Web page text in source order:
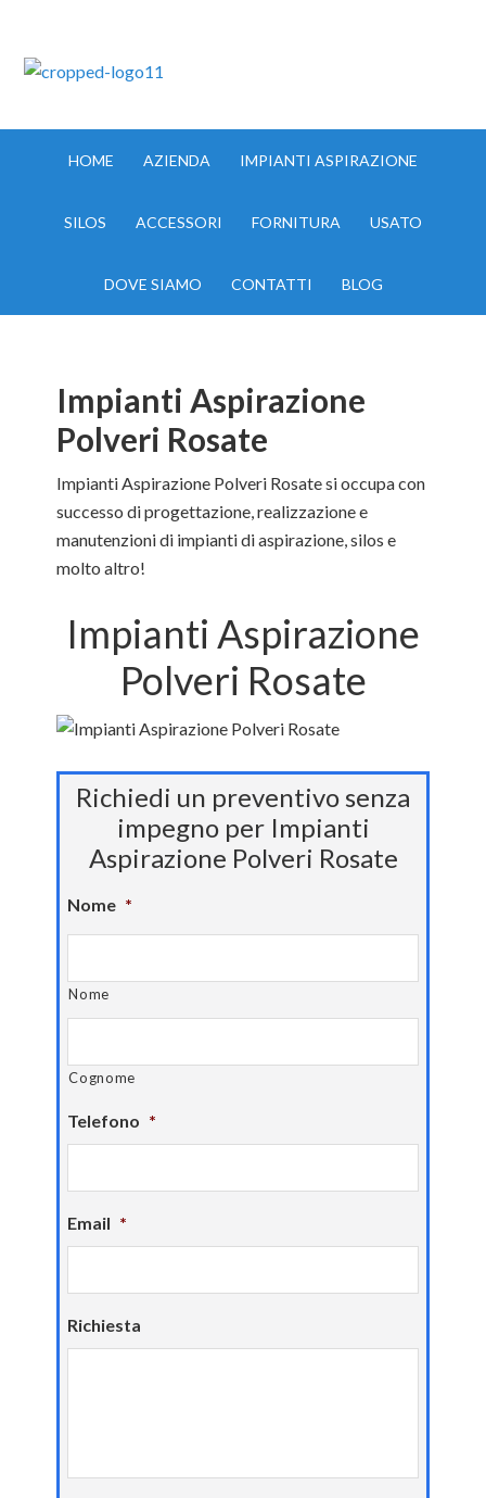
HOME AZIENDA IMPIANTI ASPIRAZIONE
SILOS ACCESSORI FORNITURA USATO
DOVE SIAMO CONTATTI BLOG
Impianti Aspirazione
Polveri Rosate
Impianti Aspirazione Polveri Rosate si occupa con
successo di progettazione, realizzazione e
manutenzioni di impianti di aspirazione, silos e
molto altro!
Impianti Aspirazione
Polveri Rosate
Richiedi un preventivo senza
impegno per Impianti
Aspirazione Polveri Rosate
Nome *
Nome
Cognome
Telefono *
Email *
Richiesta